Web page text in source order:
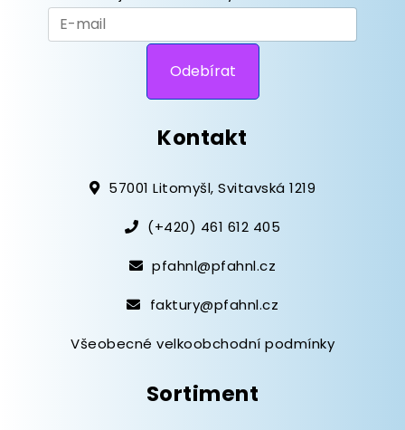
Kontakt
57001 Litomyšl, Svitavská 1219
(+420) 461 612 405
pfahnl@pfahnl.cz
faktury@pfahnl.cz
Všeobecné velkoobchodní podmínky
Sortiment